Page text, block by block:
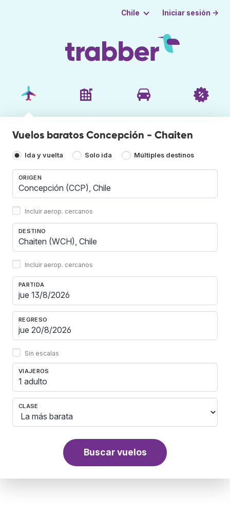
Chile Iniciar sesión →
Vuelos baratos Concepción - Chaiten
Ida y vuelta Solo ida Múltiples destinos
ORIGEN
Incluir aerop. cercanos
DESTINO
Incluir aerop. cercanos
PARTIDA
REGRESO
Sin escalas
VIAJEROS
1 adulto
CLASE
Buscar vuelos